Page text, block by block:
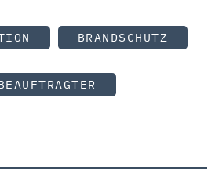
BRANDSCHUTZ